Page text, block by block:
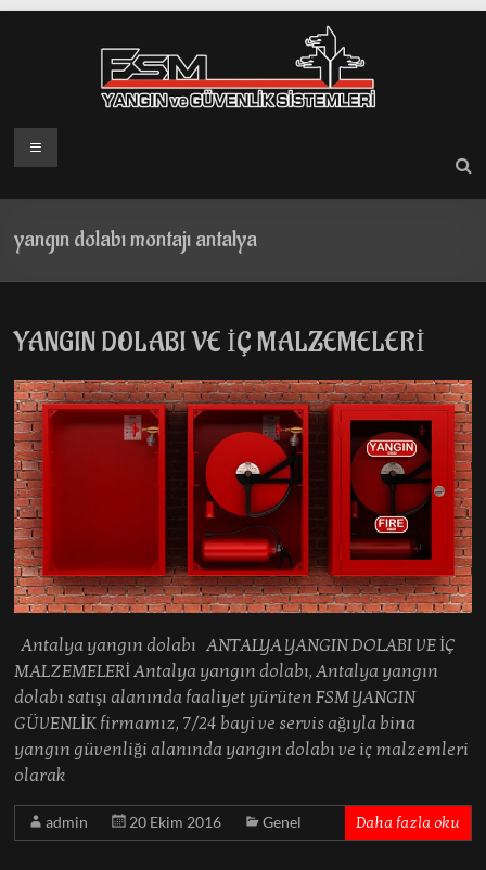
Menü
yangın dolabı montajı antalya
YANGIN DOLABI VE İÇ MALZEMELERİ
Antalya yangın dolabı ANTALYA YANGIN DOLABI VE İÇ
MALZEMELERİ Antalya yangın dolabı, Antalya yangın
dolabı satışı alanında faaliyet yürüten FSM YANGIN
GÜVENLİK firmamız, 7/24 bayi ve servis ağıyla bina
yangın güvenliği alanında yangın dolabı ve iç malzemleri
olarak
admin 20 Ekim 2016 Genel Daha fazla oku